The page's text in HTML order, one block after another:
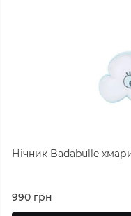
Нічник Badabulle
990 грн